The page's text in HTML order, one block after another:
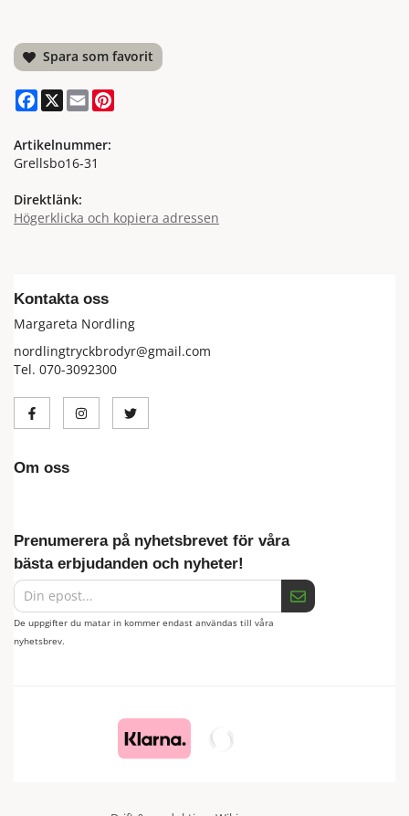
Spara som favorit
Facebook
X Email
Artikelnummer:
Grellsbo16-31
Direktlänk:
Högerklicka och kopiera adressen
Kontakta oss
Margareta Nordling
nordlingtryckbrodyr@gmail.com
Tel. 070-3092300
Om oss
Prenumerera på nyhetsbrevet för våra
bästa erbjudanden och nyheter!
De uppgifter du matar in kommer endast användas till våra
nyhetsbrev.